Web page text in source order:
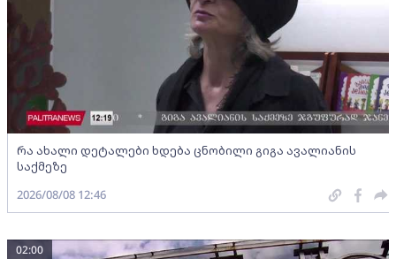
რა ახალი დეტალები ხდება ცნობილი გიგა ავალიანის
საქმეზე
2026/08/08 12:46
02:00